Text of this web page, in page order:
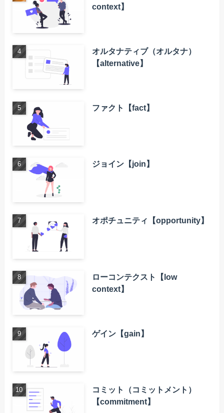
context】
オルタナティブ（オルタナ）
【alternative】
ファクト【fact】
ジョイン【join】
オポチュニティ【opportunity】
ローコンテクスト【low
context】
ゲイン【gain】
コミット（コミットメント）
【commitment】